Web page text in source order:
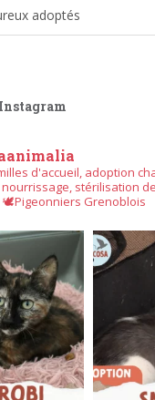
adoptés
d'accueil, adoption
nourrissage, stérilisation
🕊︎Pigeonniers Grenoblois